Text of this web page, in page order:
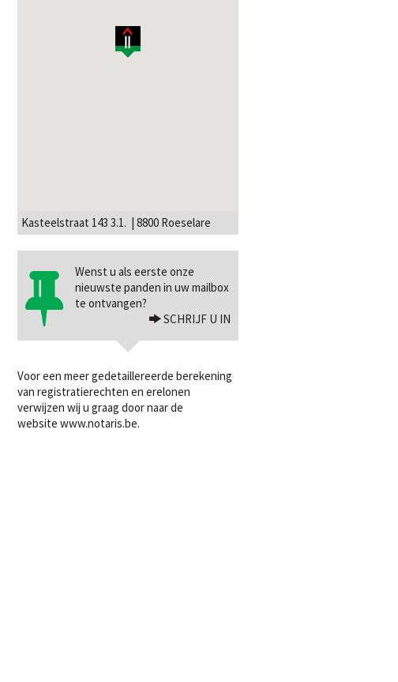
Kasteelstraat 143 3.1. | 8800 Roeselare
Wenst u als eerste onze
nieuwste panden in uw mailbox
te ontvangen?
SCHRIJF U IN
Voor een meer gedetaillereerde berekening
van registratierechten en erelonen
verwijzen wij u graag door naar de
website www.notaris.be.